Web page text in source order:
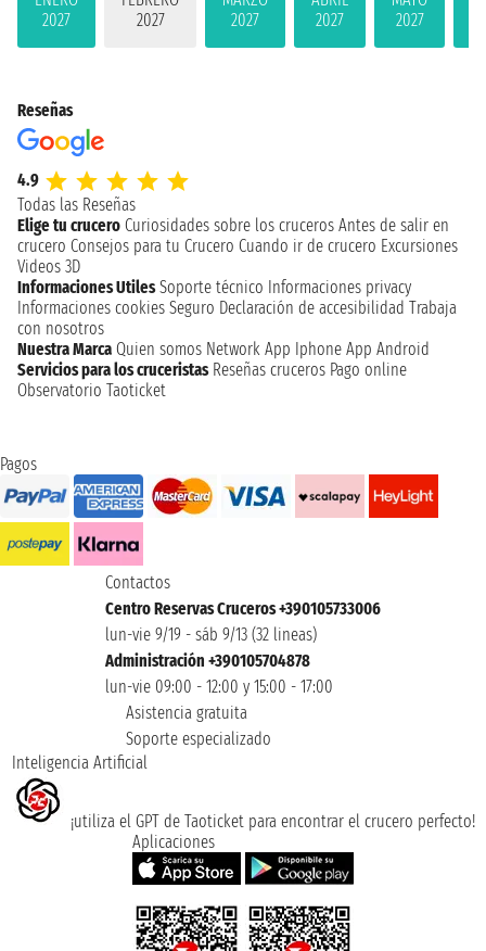
2027
2027
2027
2027
2027
Reseñas
4.9
Todas las Reseñas
Elige tu crucero Curiosidades sobre los cruceros Antes de salir en
crucero Consejos para tu Crucero Cuando ir de crucero Excursiones
Videos 3D
Informaciones Utiles Soporte técnico Informaciones privacy
Informaciones cookies Seguro Declaración de accesibilidad Trabaja
con nosotros
Nuestra Marca Quien somos Network App Iphone App Android
Servicios para los cruceristas Reseñas cruceros Pago online
Observatorio Taoticket
Pagos
Contactos
Centro Reservas Cruceros +390105733006
lun-vie 9/19 - sáb 9/13 (32 lineas)
Administración +390105704878
lun-vie 09:00 - 12:00 y 15:00 - 17:00
Asistencia gratuita
Soporte especializado
Inteligencia Artificial
¡utiliza el GPT de Taoticket para encontrar el crucero perfecto!
Aplicaciones